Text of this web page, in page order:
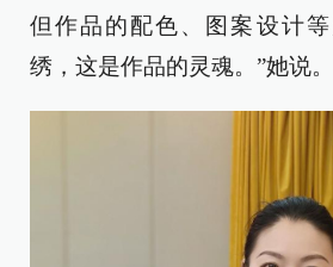
但作品的配色、图案设计
绣，这是作品的灵魂。”她说。